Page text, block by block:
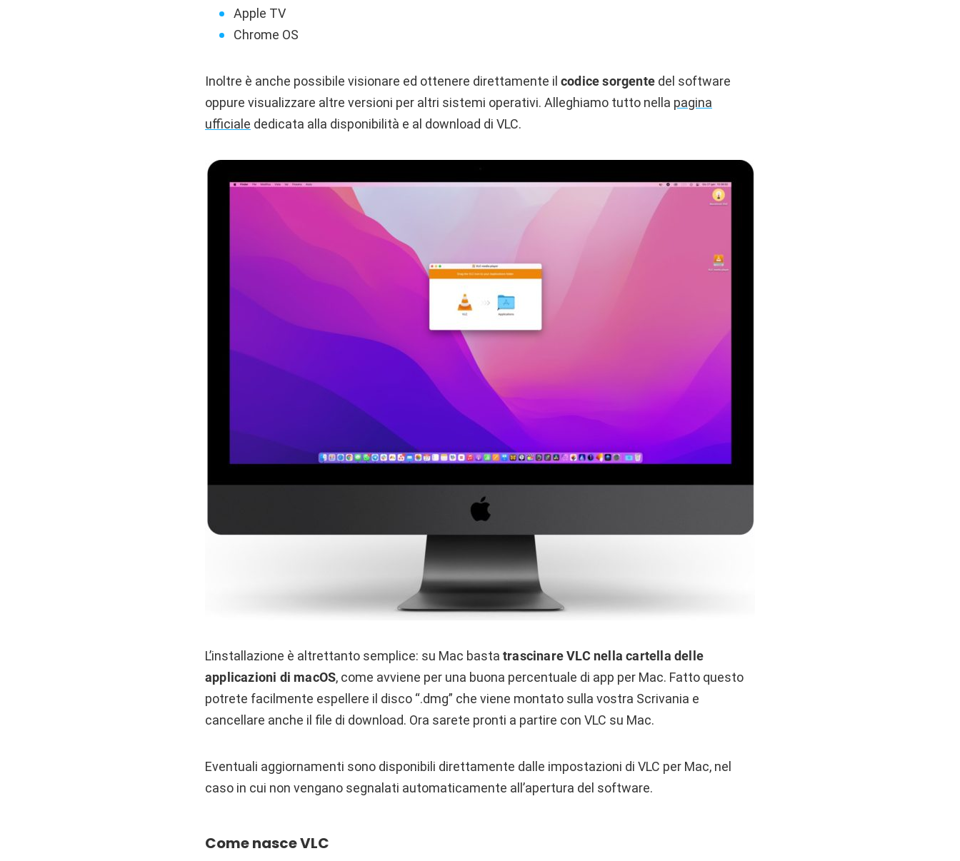
Apple TV
Chrome OS
Inoltre è anche possibile visionare ed ottenere direttamente il codice sorgente del software
oppure visualizzare altre versioni per altri sistemi operativi. Alleghiamo tutto nella pagina
ufficiale dedicata alla disponibilità e al download di VLC.
L’installazione è altrettanto semplice: su Mac basta trascinare VLC nella cartella delle
applicazioni di macOS, come avviene per una buona percentuale di app per Mac. Fatto questo
potrete facilmente espellere il disco “.dmg” che viene montato sulla vostra Scrivania e
cancellare anche il file di download. Ora sarete pronti a partire con VLC su Mac.
Eventuali aggiornamenti sono disponibili direttamente dalle impostazioni di VLC per Mac, nel
caso in cui non vengano segnalati automaticamente all’apertura del software.
Come nasce VLC